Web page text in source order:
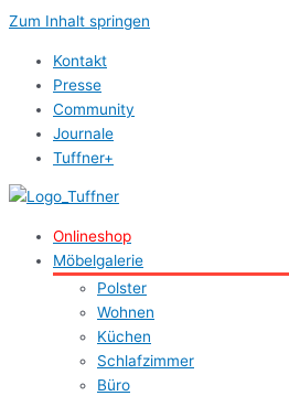
Zum Inhalt springen
Kontakt
Presse
Community
Journale
Tuffner+
Onlineshop
Möbelgalerie
Polster
Wohnen
Küchen
Schlafzimmer
Büro